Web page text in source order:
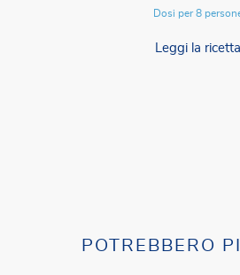
Dosi per 8
Leggi la ricetta
POTREBBERO